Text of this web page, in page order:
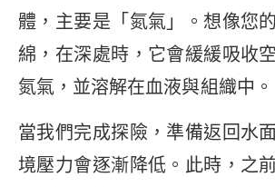
體，主要是「氮氣」。想像您
綿，在深處時，它會緩緩吸收
氮氣，並溶解在血液與組織中。
當我們完成探險，準備返回水
境壓力會逐漸降低。此時，之